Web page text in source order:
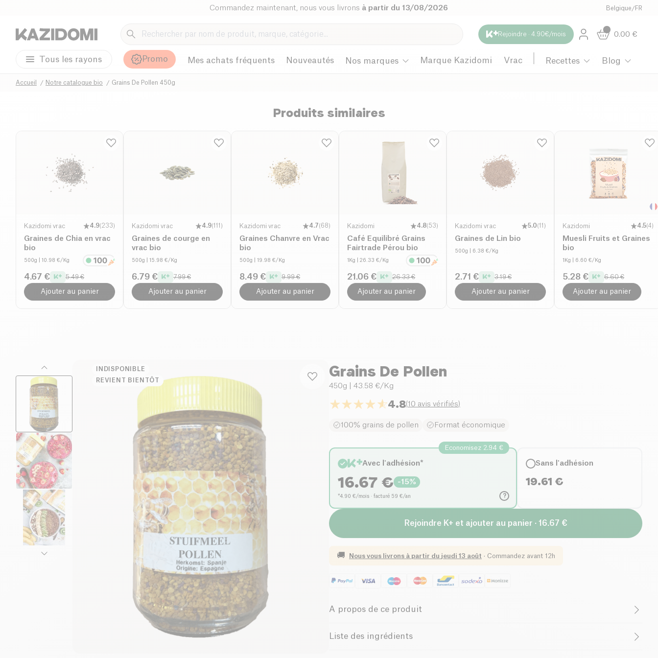
Commandez maintenant, nous vous livrons à partir du 13/08/2026 Belgique /FR
Rejoindre · 4.90€/mois 0.00 €
Tous les rayons Promo Mes achats fréquents Nouveautés Nos marques Marque Kazidomi Vrac Recettes Blog
Accueil Notre catalogue bio Grains De Pollen 450g
Produits similaires
Kazidomi vrac 4.9(233)
Graines de Chia en vrac
bio
500g | 10.98 €/Kg
4.67 € 5.49 €
Ajouter au panier
Kazidomi vrac 4.9(111 )
Graines de courge en
vrac bio
500g | 15.98 €/Kg
6.79 € 7.99 €
Ajouter au panier
Kazidomi vrac 4.7(68)
Graines Chanvre en Vrac
bio
500g | 19.98 €/Kg
8.49 € 9.99 €
Ajouter au panier
Kazidomi 4.8(53)
Café Equilibré Grains
Fairtrade Pérou bio
1Kg | 26.33 €/Kg
21.06 € 26.33 €
Ajouter au panier
Kazidomi vrac 5.0(11 )
Graines de Lin bio
500g | 6.38 €/Kg
2.71 € 3.19 €
Ajouter au panier
Kazidomi 4.5(4)
Muesli Fruits et Graines
bio
1Kg | 6.60 €/Kg
5.28 € 6.60 €
Ajouter au panier
INDISPONIBLE
REVIENT BIENTÔT
Grains De Pollen
450g | 43.58 €/Kg
4.8(10 avis vérifiés)
100% grains de pollen Format économique
?
Economisez 2.94 €
Avec l'adhésion*
16.67 € -15%
*4.90 €/mois · facturé 59 €/an
Sans l'adhésion
19.61 €
Rejoindre K+ et ajouter au panier · 16.67 €
🚚 Nous vous livrons à partir du jeudi 13 août · Commandez avant 12h
A propos de ce produit
Sans gluten (ingrédients)
Liste des ingrédients